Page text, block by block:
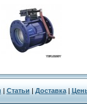
| Статьи | Доставка|